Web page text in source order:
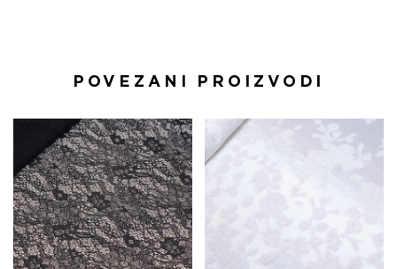
POVEZANI PROIZVODI